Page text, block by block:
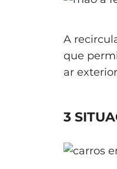
A
que
ar
3